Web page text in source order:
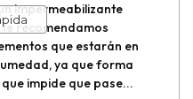
impermeabilizante
recomendamos
que estarán en
ya que forma
impide que pase...